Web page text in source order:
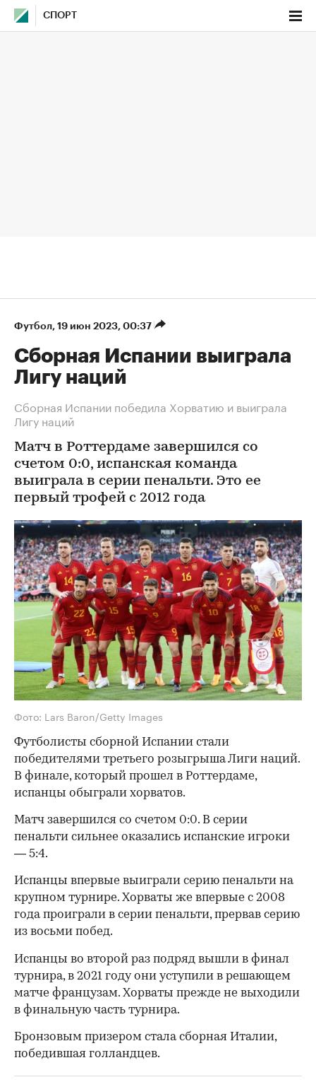
СПОРТ
Футбол⁠, 19 июн 2023, 00:37
Сборная Испании выиграла
Лигу наций
Сборная Испании победила Хорватию и выиграла
Лигу наций
Матч в Роттердаме завершился со
счетом 0:0, испанская команда
выиграла в серии пенальти. Это ее
первый трофей с 2012 года
Фото: Lars Baron/Getty Images
Футболисты сборной Испании стали
победителями третьего розыгрыша Лиги наций.
В финале, который прошел в Роттердаме,
испанцы обыграли хорватов.
Матч завершился со счетом 0:0. В серии
пенальти сильнее оказались испанские игроки
— 5:4.
Испанцы впервые выиграли серию пенальти на
крупном турнире. Хорваты же впервые с 2008
года проиграли в серии пенальти, прервав серию
из восьми побед.
Испанцы во второй раз подряд вышли в финал
турнира, в 2021 году они уступили в решающем
матче французам. Хорваты прежде не выходили
в финальную часть турнира.
Бронзовым призером стала сборная Италии,
победившая голландцев.